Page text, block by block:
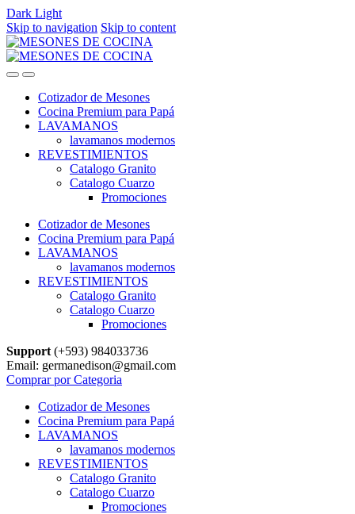
Dark Light
Skip to navigation Skip to content
Cotizador de Mesones
Cocina Premium para Papá
LAVAMANOS
lavamanos modernos
REVESTIMIENTOS
Catalogo Granito
Catalogo Cuarzo
Promociones
Cotizador de Mesones
Cocina Premium para Papá
LAVAMANOS
lavamanos modernos
REVESTIMIENTOS
Catalogo Granito
Catalogo Cuarzo
Promociones
Support (+593) 984033736
Email: germanedison@gmail.com
Comprar por Categoria
Cotizador de Mesones
Cocina Premium para Papá
LAVAMANOS
lavamanos modernos
REVESTIMIENTOS
Catalogo Granito
Catalogo Cuarzo
Promociones